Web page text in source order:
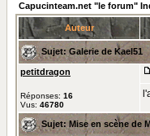
Capucinteam.net "le forum"
Auteur
Sujet: Galerie de Kael51
petitdragon
Réponses: 16
Vus: 46780
Sujet: Mise en scène de